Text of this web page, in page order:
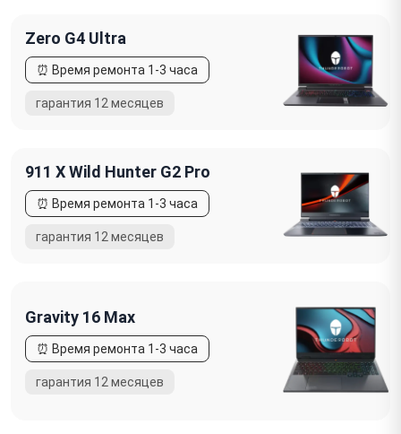
Zero G4 Ultra
911 X Wild Hunter G2 Pro
Gravity 16 Max